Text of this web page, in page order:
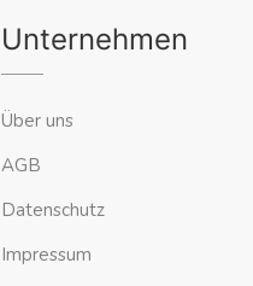
Unternehmen
Über uns
AGB
Datenschutz
Impressum